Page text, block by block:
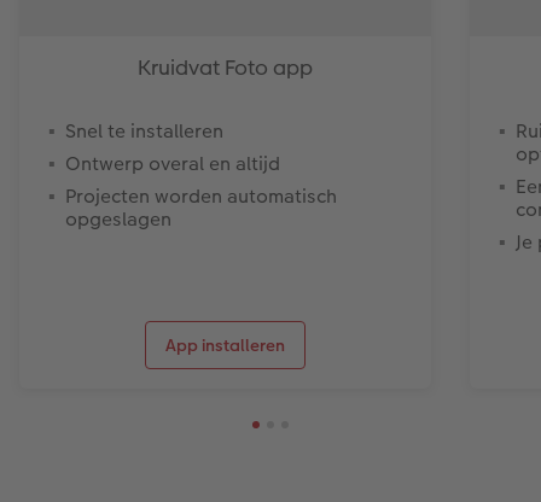
Kruidvat Foto app
Snel te installeren
Ontwerp overal en altijd
Projecten worden automatisch
opgeslagen
App installeren